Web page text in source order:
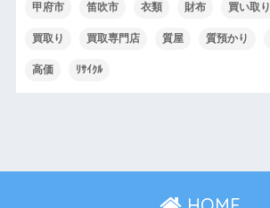
甲府市 笛吹市 衣類 財布 買い取り
買取り 買取専門店 質屋 質預かり
高価 ﾘｻｲｸﾙ